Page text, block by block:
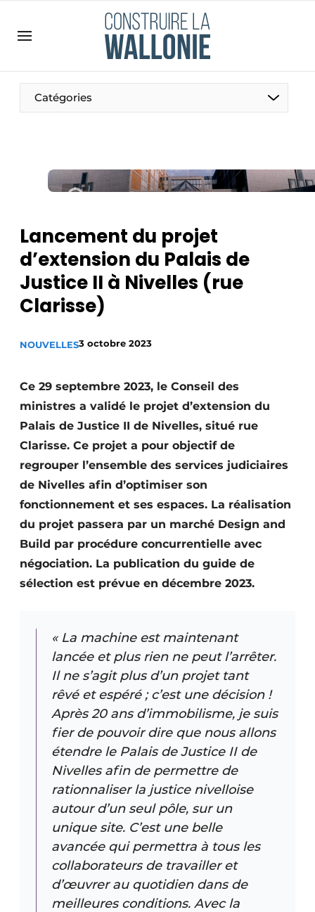
Emploi
Enregistrer une offre d’emploi
Meest gelezen
Podcasts
Privacy / Cookie statement
S’inscrire à l’événement
S’inscrire
Catégories
Construction bois
Contrôle d’accès
Éclairage
Fondations
Façades
Géotextiles
Protection solaire
Rénovation
Sécurité incendie
Software
Techniques ferroviaires
Travaux ferroviaires
Lancement du projet
d’extension du Palais de
Justice II à Nivelles (rue
Clarisse)
NOUVELLES3 octobre 2023
Ce 29 septembre 2023, le Conseil des
ministres a validé le projet d’extension du
Palais de Justice II de Nivelles, situé rue
Clarisse. Ce projet a pour objectif de
regrouper l’ensemble des services judiciaires
de Nivelles afin d’optimiser son
fonctionnement et ses espaces. La réalisation
du projet passera par un marché Design and
Build par procédure concurrentielle avec
négociation. La publication du guide de
sélection est prévue en décembre 2023.
« La machine est maintenant
lancée et plus rien ne peut l’arrêter.
Il ne s’agit plus d’un projet tant
rêvé et espéré ; c’est une décision !
Après 20 ans d’immobilisme, je suis
fier de pouvoir dire que nous allons
étendre le Palais de Justice II de
Nivelles afin de permettre de
rationnaliser la justice nivelloise
autour d’un seul pôle, sur un
unique site. C’est une belle
avancée qui permettra à tous les
collaborateurs de travailler et
d’œuvrer au quotidien dans de
meilleures conditions. Avec la